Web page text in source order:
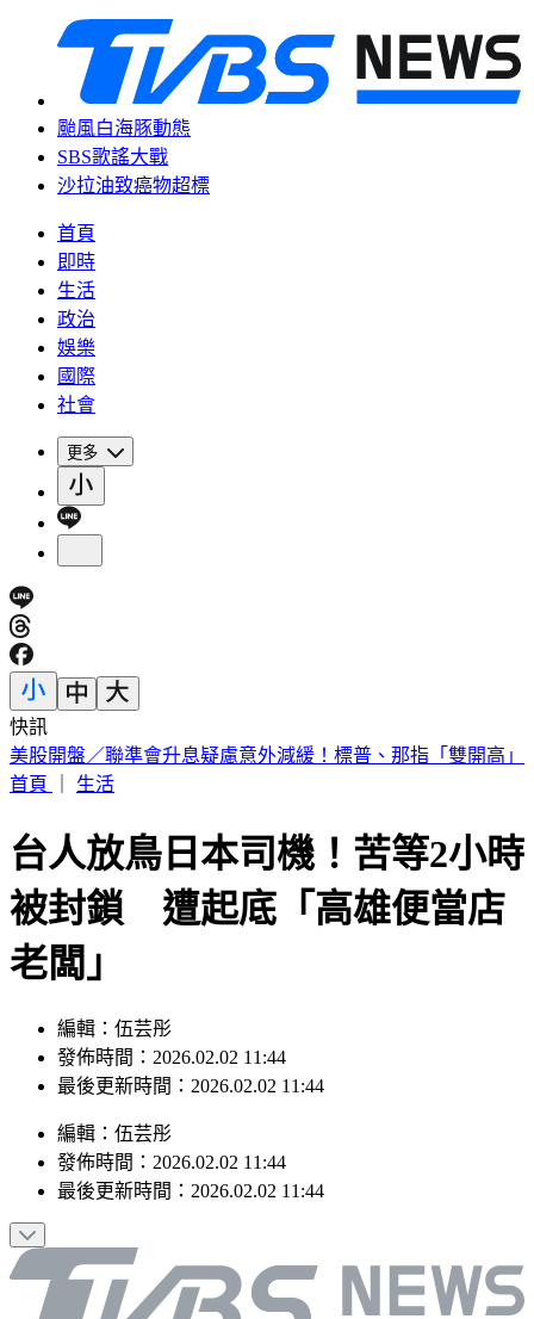
颱風白海豚動態
SBS歌謠大戰
沙拉油致癌物超標
首頁
即時
生活
政治
娛樂
國際
社會
更多
快訊
英特爾別想搶訂單？ 外媒曝：客戶不敢得罪台積電
首頁
生活
台人放鳥日本司機！苦等2小時
被封鎖 遭起底「高雄便當店
老闆」
編輯：伍芸彤
發佈時間：2026.02.02 11:44
最後更新時間：2026.02.02 11:44
編輯 ： 伍芸彤
發佈時間： 2026.02.02 11:44
最後更新時間： 2026.02.02 11:44